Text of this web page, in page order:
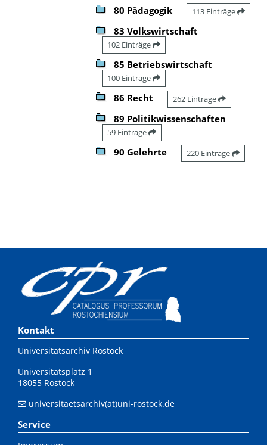
80 Pädagogik 113 Einträge
83 Volkswirtschaft
102 Einträge
85 Betriebswirtschaft
100 Einträge
86 Recht 262 Einträge
89 Politikwissenschaften
59 Einträge
90 Gelehrte 220 Einträge
Kontakt
Universitätsarchiv Rostock
Universitätsplatz 1
18055 Rostock
universitaetsarchiv(at)uni-rostock.de
Service